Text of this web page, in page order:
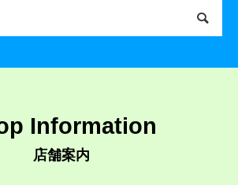
Information
店舗案内